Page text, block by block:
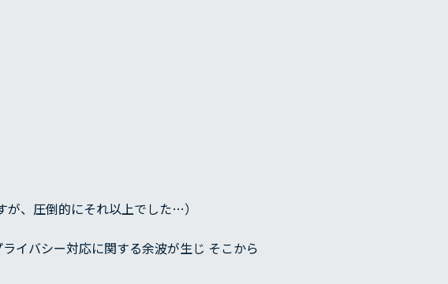
、圧倒的にそれ以上でした…）
イバシー対応に関する余波が生じ そこから